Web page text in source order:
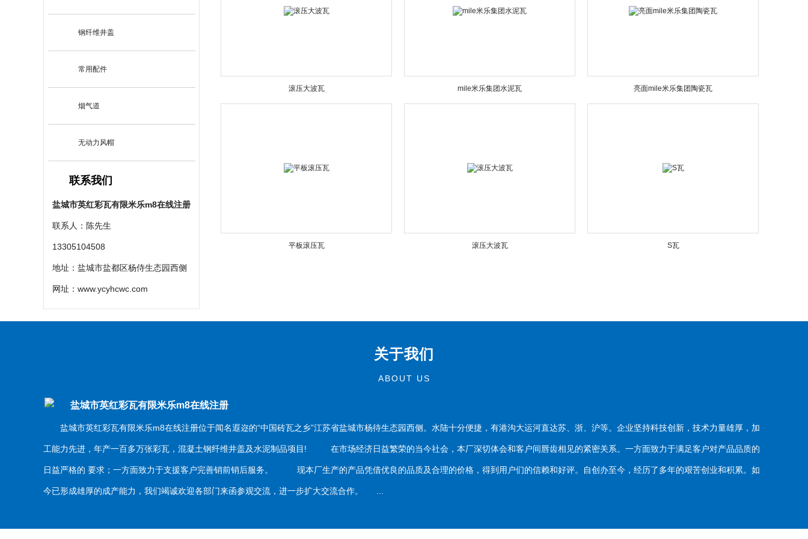
钢纤维井盖
常用配件
烟气道
无动力风帽
联系我们
盐城市英红彩瓦有限米乐m8在线注册
联系人：陈先生
13305104508
地址：盐城市盐都区杨侍生态园西侧
网址： www.ycyhcwc.com
滚压大波瓦 mile米乐集团水泥瓦 亮面mile米乐集团陶瓷瓦
平板滚压瓦 滚压大波瓦 S瓦
关于我们
ABOUT US
盐城市英红彩瓦有限米乐m8在线注册
盐城市英红彩瓦有限米乐m8在线注册位于闻名遐迩的“中国砖瓦之乡”江苏省盐城市杨待生态园西侧。水陆十分便捷，有港沟大运河直达苏、浙、沪等。企业坚持科技创新，技术力量雄厚，加
工能力先进，年产一百多万张彩瓦，混凝土钢纤维井盖及水泥制品项目! 在市场经济日益繁荣的当今社会，本厂深切体会和客户间唇齿相见的紧密关系。一方面致力于满足客户对产品品质的
日益严格的 要求；一方面致力于支援客户完善销前销后服务。 现本厂生产的产品凭借优良的品质及合理的价格，得到用户们的信赖和好评。自创办至今，经历了多年的艰苦创业和积累。如
今已形成雄厚的成产能力，我们竭诚欢迎各部门来函参观交流，进一步扩大交流合作。 ...